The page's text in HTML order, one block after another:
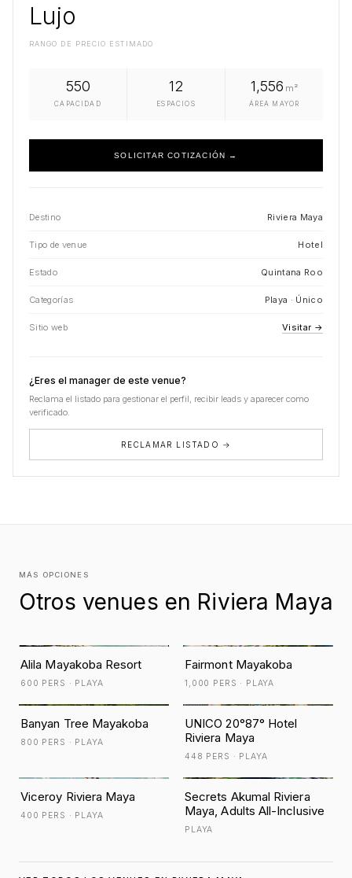
Lujo
RANGO DE PRECIO ESTIMADO
550
CAPACIDAD
12
ESPACIOS
1,556 m²
ÁREA MAYOR
SOLICITAR COTIZACIÓN →
Destino Riviera Maya
Tipo de venue Hotel
Estado Quintana Roo
Categorías Playa · Único
Sitio web Visitar →
¿Eres el manager de este venue?
Reclama el listado para gestionar el perfil, recibir leads y aparecer como
verificado.
RECLAMAR LISTADO →
MÁS OPCIONES
Otros venues en Riviera Maya
Alila Mayakoba Resort
600 PERS · PLAYA
Fairmont Mayakoba
1,000 PERS · PLAYA
Banyan Tree Mayakoba
800 PERS · PLAYA
UNICO 20°87° Hotel
Riviera Maya
448 PERS · PLAYA
Viceroy Riviera Maya
400 PERS · PLAYA
Secrets Akumal Riviera
Maya, Adults All-Inclusive
PLAYA